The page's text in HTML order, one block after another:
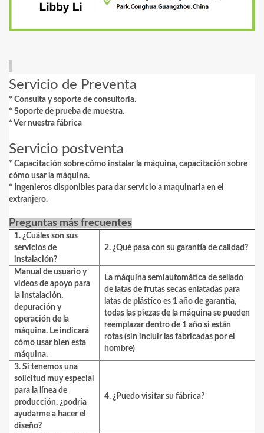
Servicio de Preventa
* Consulta y soporte de consultoría.
* Soporte de prueba de muestra.
* Ver nuestra fábrica
Servicio postventa
* Capacitación sobre cómo instalar la máquina, capacitación sobre
cómo usar la máquina.
* Ingenieros disponibles para dar servicio a maquinaria en el
extranjero.
Preguntas más frecuentes
1. ¿Cuáles son sus
servicios de
instalación?
2. ¿Qué pasa con su garantía de calidad?
Manual de usuario y
videos de apoyo para
la instalación,
depuración y
operación de la
máquina. Le indicará
cómo usar bien esta
máquina.
La máquina semiautomática de sellado
de latas de frutas secas enlatadas para
latas de plástico es 1 año de garantía,
todas las piezas de la máquina se pueden
reemplazar dentro de 1 año si están
rotas (sin incluir las fabricadas por el
hombre)
3. Si tenemos una
solicitud muy especial
para la línea de
producción, ¿podría
ayudarme a hacer el
diseño?
4. ¿Puedo visitar su fábrica?